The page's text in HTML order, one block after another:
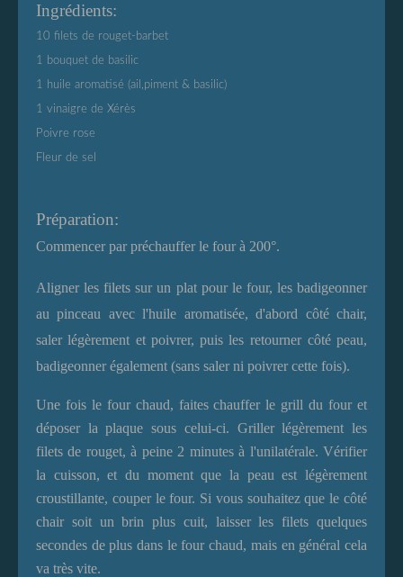
Ingrédients:
10 filets de rouget-barbet
1 bouquet de basilic
1 huile aromatisé (ail,piment & basilic)
1 vinaigre de Xérès
Poivre rose
Fleur de sel
Préparation:
Commencer par préchauffer le four à 200°.
Aligner les filets sur un plat pour le four, les badigeonner
au pinceau avec l'huile aromatisée, d'abord côté chair,
saler légèrement et poivrer, puis les retourner côté peau,
badigeonner également (sans saler ni poivrer cette fois).
Une fois le four chaud, faites chauffer le grill du four et
déposer la plaque sous celui-ci. Griller légèrement les
filets de rouget, à peine 2 minutes à l'unilatérale. Vérifier
la cuisson, et du moment que la peau est légèrement
croustillante, couper le four. Si vous souhaitez que le côté
chair soit un brin plus cuit, laisser les filets quelques
secondes de plus dans le four chaud, mais en général cela
va très vite.